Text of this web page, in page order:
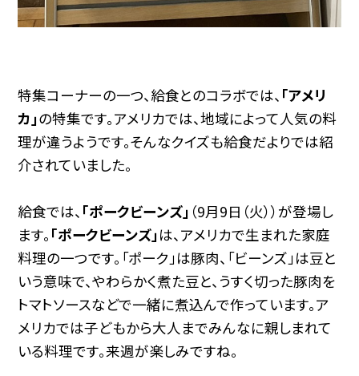
特集コーナーの一つ、給食とのコラボでは、 「アメリ
カ」の特集です。アメリカでは、地域によって人気の料
理が違うようです。そんなクイズも給食だよりでは紹
介されていました。
給食では、 「ポークビーンズ」 （9月9日（火））が登場し
ます。 「ポークビーンズ」 は、アメリカで生まれた家庭
料理の一つです。「ポーク」は豚肉、「ビーンズ」は豆と
いう意味で、やわらかく煮た豆と、うすく切った豚肉を
トマトソースなどで一緒に煮込んで作っています。ア
メリカでは子どもから大人までみんなに親しまれて
いる料理です。来週が楽しみですね。